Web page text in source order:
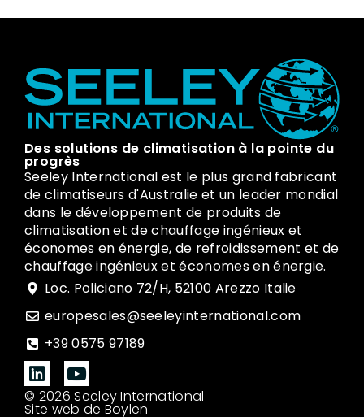
Des solutions de climatisation à la pointe du
progrès
Seeley International est le plus grand fabricant
de climatiseurs d'Australie et un leader mondial
dans le développement de produits de
climatisation et de chauffage ingénieux et
économes en énergie, de refroidissement et de
chauffage ingénieux et économes en énergie.
Loc. Policiano 72/H, 52100 Arezzo Italie
europesales@seeleyinternational.com
+39 0575 97189
© 2026 Seeley International
Site web de Boylen